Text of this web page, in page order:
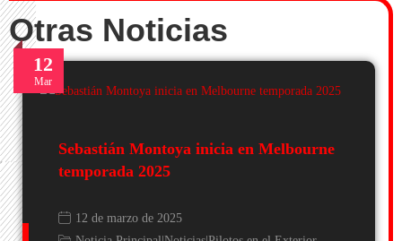
Otras Noticias
12
Mar
Sebastián Montoya inicia en Melbourne
temporada 2025
12 de marzo de 2025